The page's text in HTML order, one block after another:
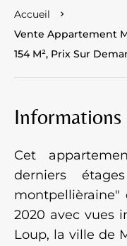
Accueil
Vente Appartement
154 M², Prix Sur
Informations
Cet
derniers
montpellièraine"
2020 avec vues
Loup, la ville de